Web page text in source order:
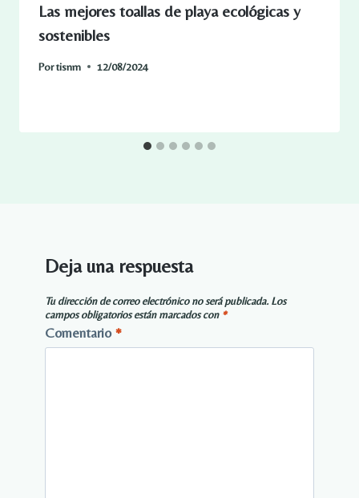
Las mejores toallas de playa ecológicas y
sostenibles
Portisnm 12/08/2024
Deja una respuesta
Tu dirección de correo electrónico no será publicada. Los
campos obligatorios están marcados con *
Comentario *